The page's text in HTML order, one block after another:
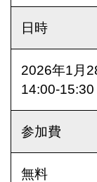
日時
2026年1月
14:00-15:30
参加費
無料